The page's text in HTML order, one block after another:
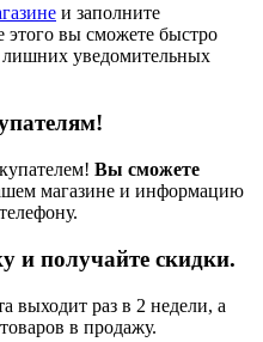
и заполните
вы сможете быстро
лишних уведомительных
Вы сможете
магазине и информацию
и получайте скидки.
выходит раз в 2 недели, а
в продажу.